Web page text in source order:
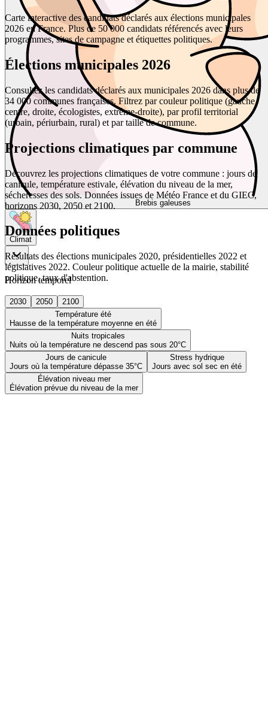
Brebis galeuses
Climat
Horizon temporel
2030 2050
2100
Température été
Hausse de la température moyenne en été
Nuits tropicales
Nuits où la température ne descend pas sous 20°C
Jours de canicule
Jours où la température dépasse 35°C
Stress hydrique
Jours avec sol sec en été
Élévation niveau mer
Élévation prévue du niveau de la mer
Carte interactive des candidats déclarés aux élections municipales
2026 en France. Plus de 50 000 candidats référencés avec leurs
programmes, sites de campagne et étiquettes politiques.
Élections municipales 2026
Consultez les candidats déclarés aux municipales 2026 dans plus de
34 000 communes françaises. Filtrez par couleur politique (gauche,
centre, droite, écologistes, extrême-droite), par profil territorial
(urbain, périurbain, rural) et par taille de commune.
Projections climatiques par commune
Découvrez les projections climatiques de votre commune : jours de
canicule, température estivale, élévation du niveau de la mer,
sécheresses des sols. Données issues de Météo France et du GIEC,
horizons 2030, 2050 et 2100.
Données politiques
Résultats des élections municipales 2020, présidentielles 2022 et
législatives 2022. Couleur politique actuelle de la mairie, stabilité
politique, taux d'abstention.